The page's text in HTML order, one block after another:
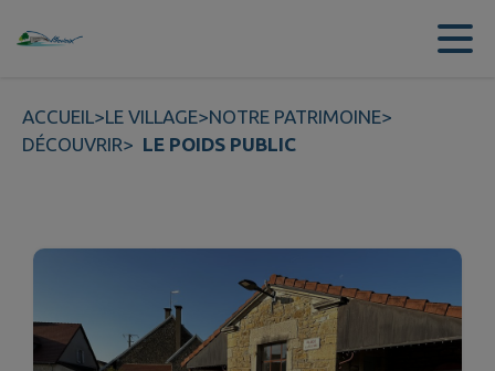
Contenu
ACCUEIL>LE VILLAGE>NOTRE PATRIMOINE>
DÉCOUVRIR> LE POIDS PUBLIC